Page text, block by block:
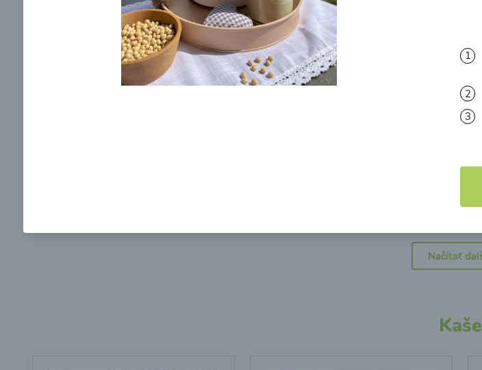
Brokolicová polievka s nivou
Brokolicová polievka s
Načítať
Kaše
Ochrane osobných údajova súhlasím s nimi.